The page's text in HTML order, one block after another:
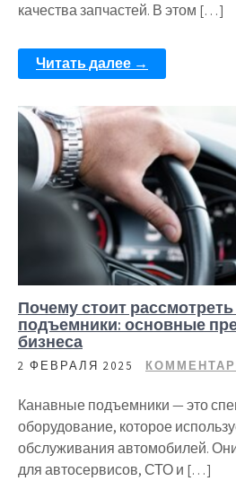
качества запчастей. В этом […]
Читать далее →
Почему стоит
подъемники: основные
бизнеса
2 ФЕВРАЛЯ 2025
Канавные подъемники — это
оборудование, которое
обслуживания автомобилей.
для автосервисов, СТО и […]